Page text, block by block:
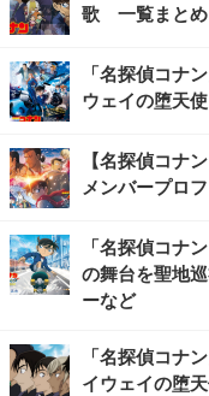
歌 一覧まとめ
「名探偵コナ
ウェイの堕天使
【名探偵コナ
メンバープロ
「名探偵コナ
の舞台を聖地
ーなど
「名探偵コナ
イウェイの堕